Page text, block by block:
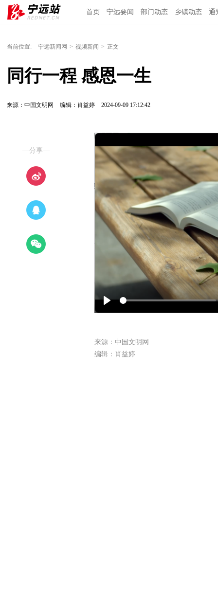
首页 宁远要闻 部门动态 乡镇动态 通
当前位置: 宁远新闻网 > 视频新闻 > 正文
同行一程 感恩一生
来源：中国文明网 编辑：肖益婷 2024-09-09 17:12:42
—分享—
Play
来源：中国文明网
编辑：肖益婷